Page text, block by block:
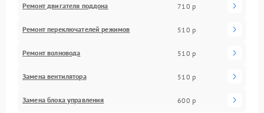
Ремонт двигателя поддона 710 р
Ремонт переключателей режимов 510 р
Ремонт волновода 510 р
Замена вентилятора 510 р
Замена блока управления 600 р